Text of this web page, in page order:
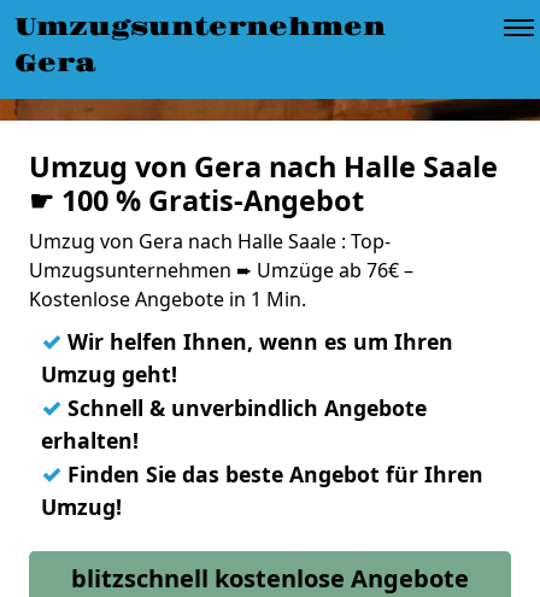
Umzugsunternehmen
Gera
Umzug von Gera nach Halle Saale
☛ 100 % Gratis-Angebot
Umzug von Gera nach Halle Saale : Top-
Umzugsunternehmen ➨ Umzüge ab 76€ –
Kostenlose Angebote in 1 Min.
✓ Wir helfen Ihnen, wenn es um Ihren
Umzug geht!
✓ Schnell & unverbindlich Angebote
erhalten!
✓ Finden Sie das beste Angebot für Ihren
Umzug!
blitzschnell kostenlose Angebote